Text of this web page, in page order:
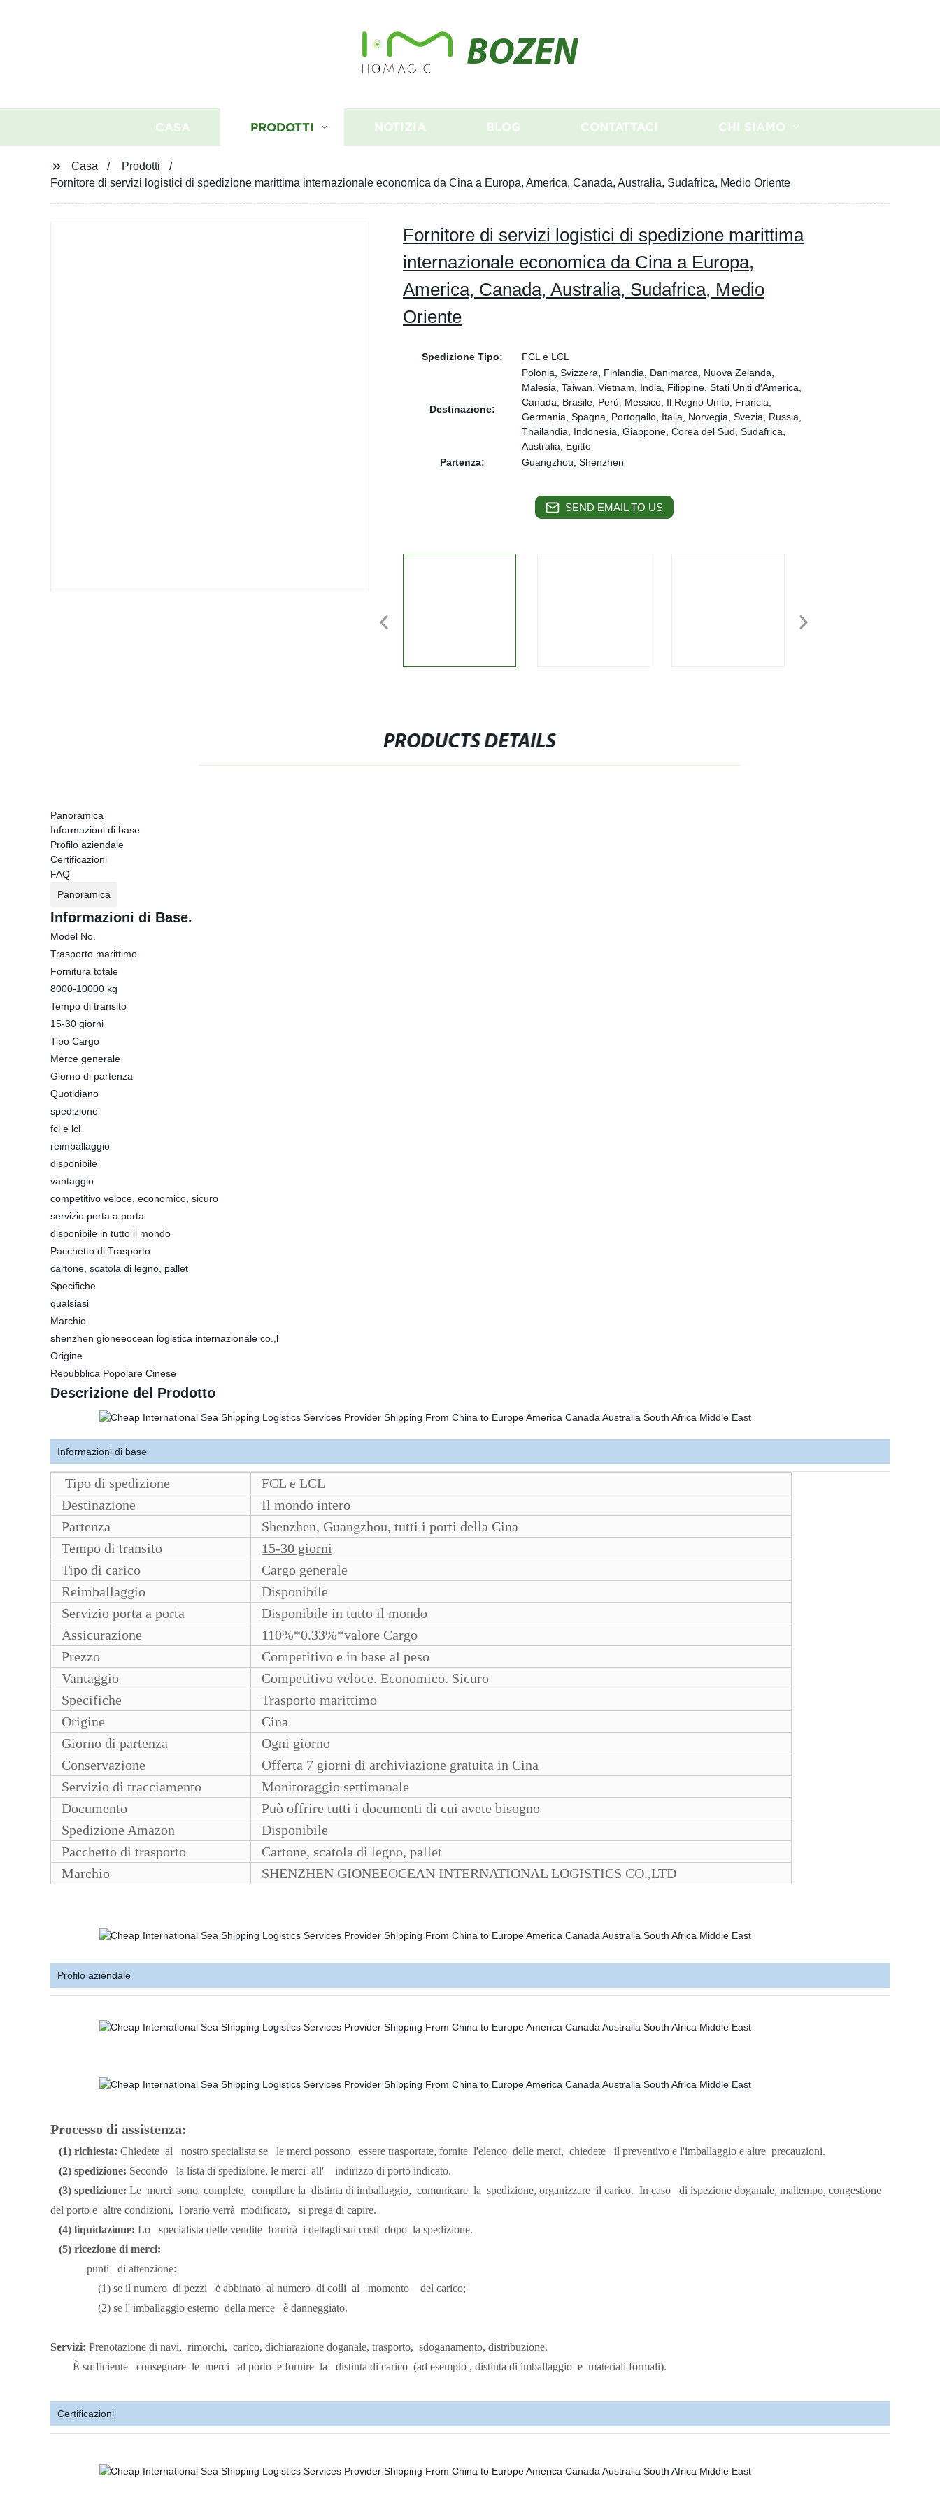
BOZEN
CASA PRODOTTI NOTIZIA BLOG CONTATTACI CHI SIAMO
Casa
Prodotti
Fornitore di servizi logistici di spedizione marittima internazionale economica da Cina a Europa, America, Canada, Australia, Sudafrica, Medio Oriente
Fornitore di servizi logistici di spedizione marittima
internazionale economica da Cina a Europa,
America, Canada, Australia, Sudafrica, Medio
Oriente
Spedizione Tipo: FCL e LCL
Destinazione:
Polonia, Svizzera, Finlandia, Danimarca, Nuova Zelanda,
Malesia, Taiwan, Vietnam, India, Filippine, Stati Uniti d′America,
Canada, Brasile, Perù, Messico, Il Regno Unito, Francia,
Germania, Spagna, Portogallo, Italia, Norvegia, Svezia, Russia,
Thailandia, Indonesia, Giappone, Corea del Sud, Sudafrica,
Australia, Egitto
Partenza:
Guangzhou, Shenzhen
SEND EMAIL TO US
PRODUCTS DETAILS
Panoramica
Informazioni di base
Profilo aziendale
Certificazioni
FAQ
Panoramica
Informazioni di Base.
Model No.
Trasporto marittimo
Fornitura totale
8000-10000 kg
Tempo di transito
15-30 giorni
Tipo Cargo
Merce generale
Giorno di partenza
Quotidiano
spedizione
fcl e lcl
reimballaggio
disponibile
vantaggio
competitivo veloce, economico, sicuro
servizio porta a porta
disponibile in tutto il mondo
Pacchetto di Trasporto
cartone, scatola di legno, pallet
Specifiche
qualsiasi
Marchio
shenzhen gioneeocean logistica internazionale co.,l
Origine
Repubblica Popolare Cinese
Descrizione del Prodotto
Informazioni di base
Tipo di spedizione
FCL e LCL
Destinazione
Il mondo intero
Partenza
Shenzhen, Guangzhou, tutti i porti della Cina
Tempo di transito
15-30 giorni
Tipo di carico
Cargo generale
Reimballaggio
Disponibile
Servizio porta a porta
Disponibile in tutto il mondo
Assicurazione
110%*0.33%*valore Cargo
Prezzo
Competitivo e in base al peso
Vantaggio
Competitivo veloce. Economico. Sicuro
Specifiche
Trasporto marittimo
Origine
Cina
Giorno di partenza
Ogni giorno
Conservazione
Offerta 7 giorni di archiviazione gratuita in Cina
Servizio di tracciamento
Monitoraggio settimanale
Documento
Può offrire tutti i documenti di cui avete bisogno
Spedizione Amazon
Disponibile
Pacchetto di trasporto
Cartone, scatola di legno, pallet
Marchio
SHENZHEN GIONEEOCEAN INTERNATIONAL LOGISTICS CO.,LTD
Profilo aziendale
Processo di assistenza:
(1) richiesta: Chiedete al nostro specialista se le merci possono essere trasportate, fornite l'elenco delle merci, chiedete il preventivo e l'imballaggio e altre precauzioni.
(2) spedizione: Secondo la lista di spedizione, le merci all'
indirizzo di porto indicato.
(3) spedizione: Le merci sono complete, compilare la distinta di imballaggio, comunicare la spedizione, organizzare il carico. In caso
di ispezione doganale, maltempo, congestione
del porto e altre condizioni, l'orario verrà modificato,
si prega di capire.
(4) liquidazione: Lo specialista delle vendite fornirà i dettagli sui costi dopo la spedizione.
(5) ricezione di merci:
punti
di attenzione:
(1) se il numero di pezzi è abbinato al numero di colli al momento
del carico;
(2) se l' imballaggio esterno della merce è danneggiato.
Servizi: Prenotazione di navi, rimorchi, carico, dichiarazione doganale, trasporto, sdoganamento, distribuzione.
È sufficiente
consegnare le merci al porto e fornire la distinta di carico (ad esempio , distinta di imballaggio e materiali formali).
Certificazioni